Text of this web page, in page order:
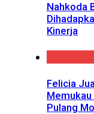
Nahkoda
Kinerja
Felicia
Pulang